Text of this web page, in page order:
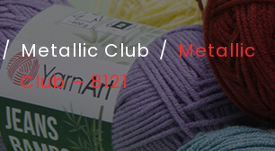
/ Metallic Club / Metallic
Club – 8121